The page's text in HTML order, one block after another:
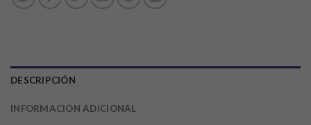
DESCRIPCIÓN
INFORMACIÓN ADICIONAL